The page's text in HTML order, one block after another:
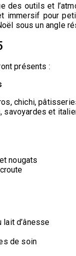
des outils et
immersif pour
sous un angle
présents :
chichi,
et
nougats
d’ânesse
de soin